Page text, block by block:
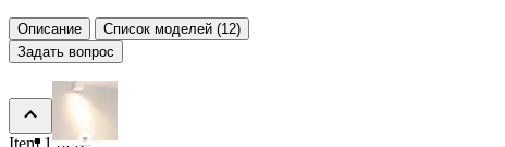
Описание
Список моделей (12)
Задать вопрос
Item 1 of 8